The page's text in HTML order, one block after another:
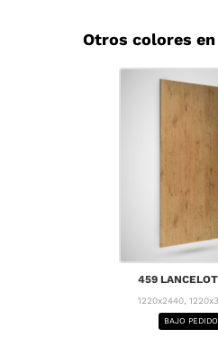
Otros colores en
459
1220x2440,
BAJO PEDIDO